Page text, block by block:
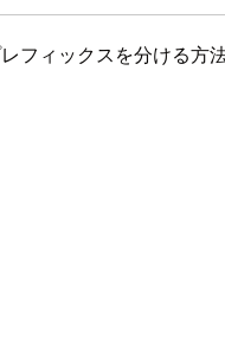
フィックスを分ける方